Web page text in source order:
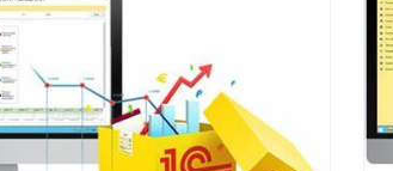
Смотреть проект